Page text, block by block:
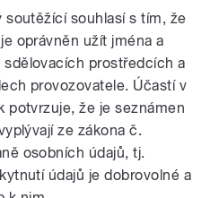
soutěžící souhlasí s tím, že
oprávněn užít jména a
prostředcích a
provozovatele. Účastí v
potvrzuje, že je seznámen
ze zákona č.
osobních údajů, tj.
údajů je dobrovolné a